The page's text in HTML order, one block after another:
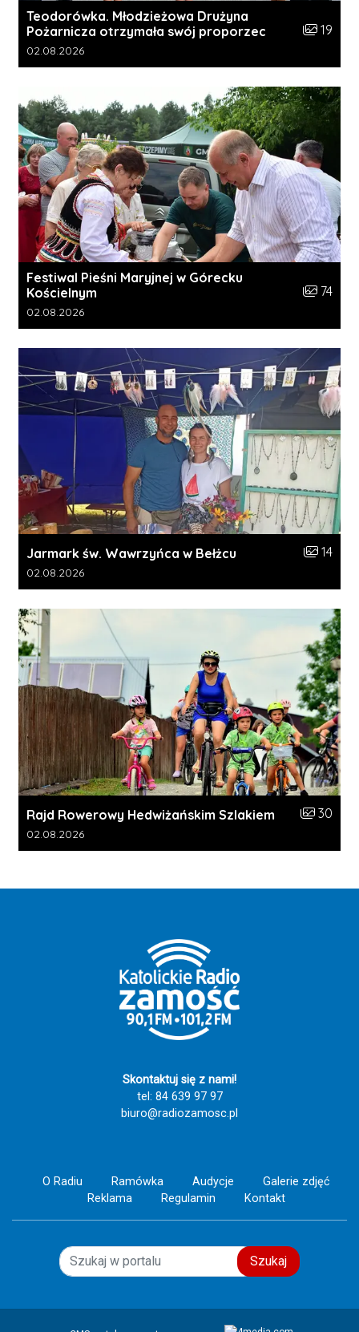
Teodorówka. Młodzieżowa Drużyna
Pożarnicza otrzymała swój proporzec
Liczba
19
Data dodania galerii:
02.08.2026
Festiwal Pieśni Maryjnej w Górecku
Kościelnym
Liczba
74
Data dodania galerii:
02.08.2026
Jarmark św. Wawrzyńca w Bełżcu Liczba
14
Data dodania galerii:
02.08.2026
Rajd Rowerowy Hedwiżańskim Szlakiem Liczba
30
Data dodania galerii:
02.08.2026
Skontaktuj się z nami!
tel: 84 639 97 97
biuro@radiozamosc.pl
O Radiu Ramówka Audycje
Galerie zdjęć
Reklama
Regulamin Kontakt
Szukaj